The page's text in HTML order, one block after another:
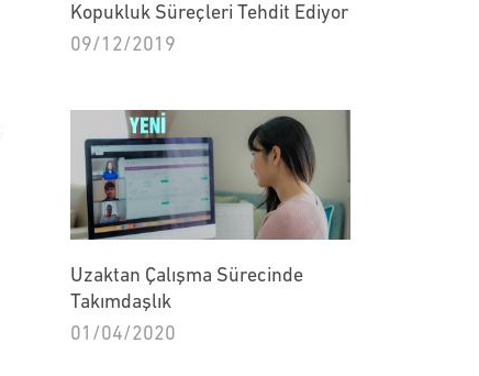
Kopukluk Süreçleri Tehdit Ediyor
09/12/2019
Uzaktan Çalışma Sürecinde
Takımdaşlık
01/04/2020